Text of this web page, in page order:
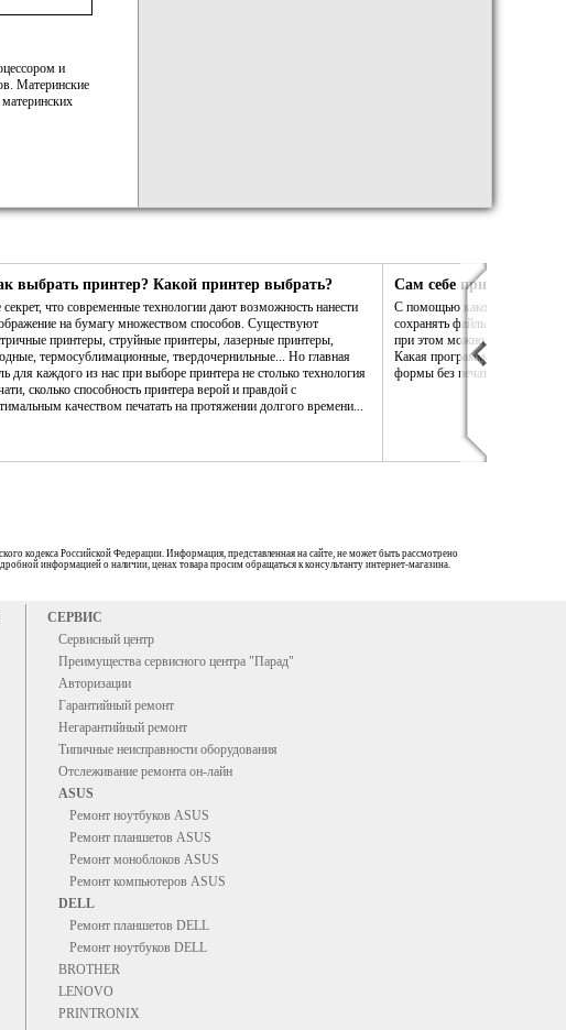
и
Материнские
выбрать принтер? Какой принтер выбрать?
что современные технологии дают возможность нанести
на бумагу множеством способов. Существуют
принтеры, струйные принтеры, лазерные принтеры,
термосублимационные, твердочернильные... Но главная
для каждого из нас при выборе принтера не столько технология
сколько способность принтера верой и правдой с
качеством печатать на протяжении долгого времени...
Сам себе принтер. Сам
С помощью какой программы
сохранять файлы PDF так,
при этом можно было бы
Какая программа даст
формы без печати на бумаге?
кодекса Российской Федерации. Информация, представленная на сайте, не может быть рассмотрено
информацией о наличии, ценах товара просим обращаться к консультанту интернет-магазина.
СЕРВИС
Сервисный центр
Преимущества сервисного центра "Парад"
Авторизации
Гарантийный ремонт
Негарантийный ремонт
Типичные неисправности оборудования
Отслеживание ремонта он-лайн
ASUS
Ремонт ноутбуков ASUS
Ремонт планшетов ASUS
Ремонт моноблоков ASUS
Ремонт компьютеров ASUS
DELL
Ремонт планшетов DELL
Ремонт ноутбуков DELL
BROTHER
LENOVO
PRINTRONIX